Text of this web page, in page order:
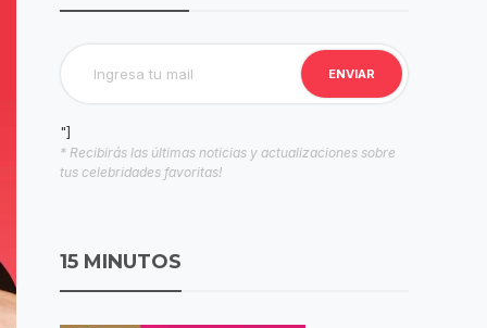
"]
* Recibirás las últimas noticias y actualizaciones sobre
tus celebridades favoritas!
15 MINUTOS